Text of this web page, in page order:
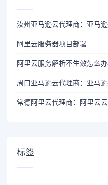
汝州亚马逊云代理商：亚马
阿里云服务器项目部署
阿里云服务解析不生效怎么办
周口亚马逊云代理商：亚马
标签